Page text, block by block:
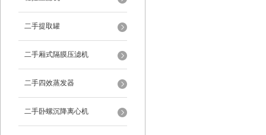
二手提取罐
二手厢式隔膜压滤机
二手四效蒸发器
二手卧螺沉降离心机